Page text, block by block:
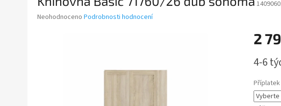
Průměrné
Neohodnoceno Podrobnosti hodnocení
2
cena:
4-6